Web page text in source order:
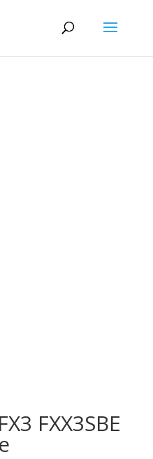
FXX3SBE